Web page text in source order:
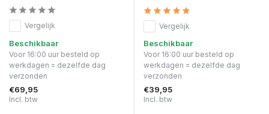
Vergelijk
Beschikbaar
Voor 16:00 uur besteld op
werkdagen = dezelfde dag
verzonden
€69,95
Incl. btw
Vergelijk
Beschikbaar
Voor 16:00 uur besteld op
werkdagen = dezelfde dag
verzonden
€39,95
Incl. btw